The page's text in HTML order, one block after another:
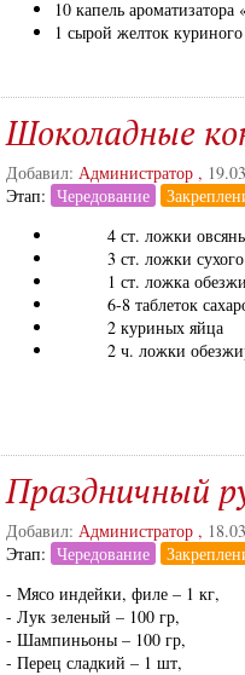
10 капель ароматизатора
1 сырой желток
Шоколадные
Добавил: Администратор ,
Этап: Чередование
4 ст. ложки
3 ст. ложки сухого
1 ст. ложка
6-8 таблеток
2 куриных яйца
2 ч. ложки
Праздничный
Добавил: Администратор ,
Этап: Чередование
- Мясо индейки, филе – 1 кг,
- Лук зеленый – 100 гр,
- Шампиньоны – 100 гр,
- Перец сладкий – 1 шт,